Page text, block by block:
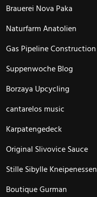
Brauerei Nova Paka
Naturfarm Anatolien
Gas Pipeline Construction
Suppenwoche Blog
Borzaya Upcycling
cantarelos music
Karpatengedeck
Original Slivovice Sauce
Stille Sibylle Kneipenessen
Boutique Gurman